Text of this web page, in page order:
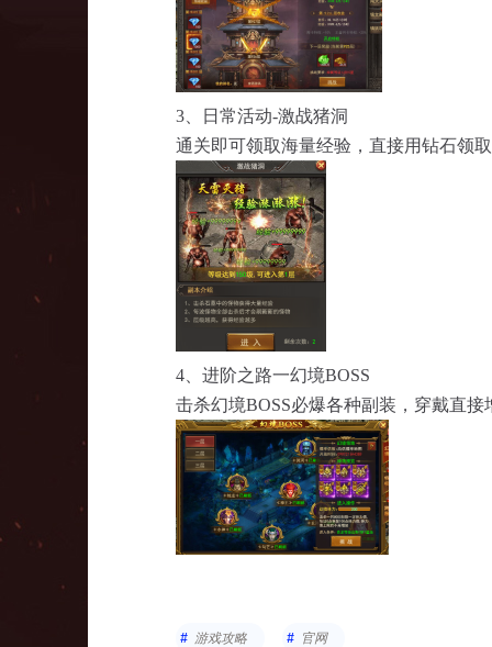
3、日常活动-激战猪洞
通关即可领取海量经验，直接用钻石领
4、进阶之路一幻境BOSS
击杀幻境BOSS必爆各种副装，穿戴直
游戏攻略 官网